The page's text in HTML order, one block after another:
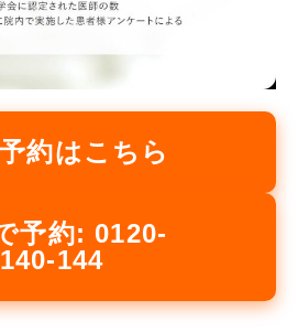
約はこちら
予約: 0120-
140-144